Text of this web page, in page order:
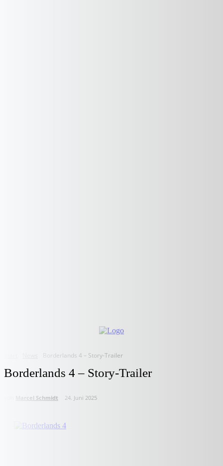
Borderlands 4 – Story-Trailer
Borderlands 4 – Story-Trailer
Marcel Schmidt 24. Juni 2025